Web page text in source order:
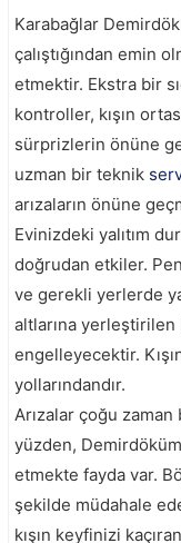
Karabağlar
çalıştığından emin
etmektir. Ekstra bir
kontroller, kışın
sürprizlerin önüne
uzman bir teknik
arızaların önüne
Evinizdeki yalıtım
doğrudan etkiler.
ve gerekli yerlerde
altlarına yerleştirilen
engelleyecektir.
yollarındandır.
Arızalar çoğu
yüzden,
etmekte fayda var.
şekilde müdahale
kışın keyfinizi